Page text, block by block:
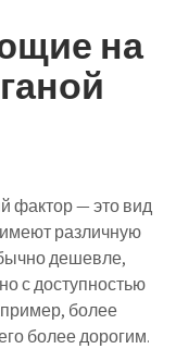
на
фактор — это вид
различную
дешевле,
с доступностью
более
более дорогим.